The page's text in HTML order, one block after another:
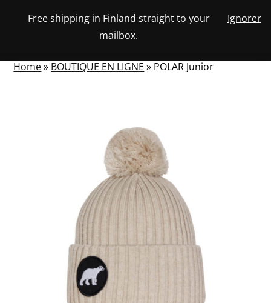
Free shipping in Finland straight to your
mailbox.
Ignorer
SEARCH
View
CART
Home» BOUTIQUE EN LIGNE » POLAR Junior